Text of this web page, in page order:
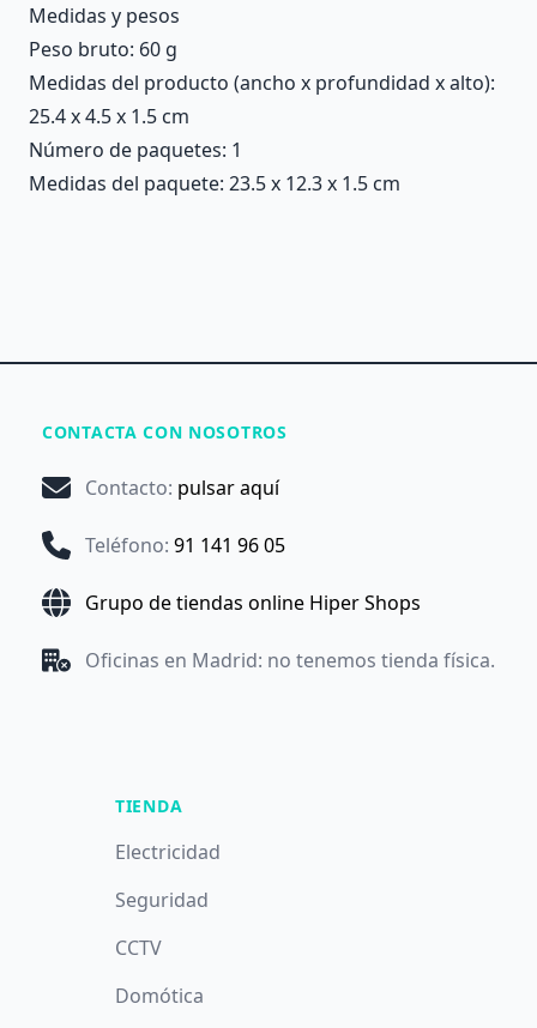
Medidas y pesos
Peso bruto: 60 g
Medidas del producto (ancho x profundidad x alto):
25.4 x 4.5 x 1.5 cm
Número de paquetes: 1
Medidas del paquete: 23.5 x 12.3 x 1.5 cm
CONTACTA CON NOSOTROS
Contacto: pulsar aquí
Teléfono: 91 141 96 05
Grupo de tiendas online Hiper Shops
Oficinas en Madrid: no tenemos tienda física.
TIENDA
Electricidad
Seguridad
CCTV
Domótica